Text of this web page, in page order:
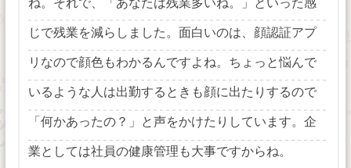
ね。それで、「あなたは残業多いね。」といった感
じで残業を減らしました。面白いのは、顔認証アプ
リなので顔色もわかるんですよね。ちょっと悩んで
いるような人は出勤するときも顔に出たりするので
「何かあったの？」と声をかけたりしています。企
業としては社員の健康管理も大事ですからね。